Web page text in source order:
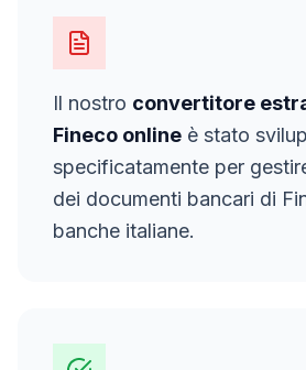
Il nostro convertitore
Fineco online è stato
specificatamente per
dei documenti bancari di
banche italiane.